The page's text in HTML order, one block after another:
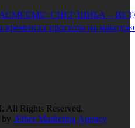
СНЕГ ШИБА –
временска прогноза на
Rights Reserved.
by Æther Marketing Agency